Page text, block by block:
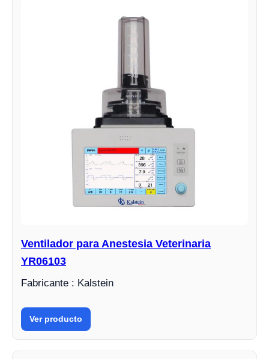
Ventilador para Anestesia Veterinaria
YR06103
Fabricante : Kalstein
Ver producto